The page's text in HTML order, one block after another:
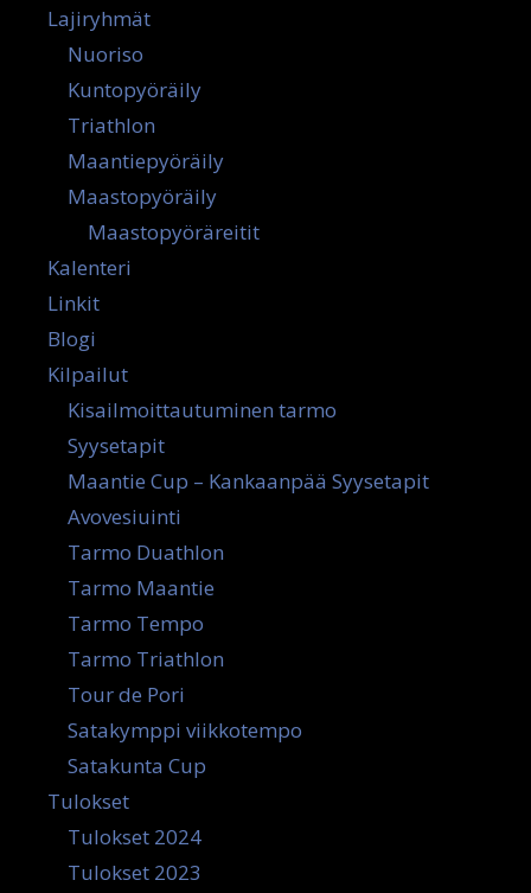
Lajiryhmät
Nuoriso
Kuntopyöräily
Triathlon
Maantiepyöräily
Maastopyöräily
Maastopyöräreitit
Kalenteri
Linkit
Blogi
Kilpailut
Kisailmoittautuminen tarmo
Syysetapit
Maantie Cup – Kankaanpää Syysetapit
Avovesiuinti
Tarmo Duathlon
Tarmo Maantie
Tarmo Tempo
Tarmo Triathlon
Tour de Pori
Satakymppi viikkotempo
Satakunta Cup
Tulokset
Tulokset 2024
Tulokset 2023